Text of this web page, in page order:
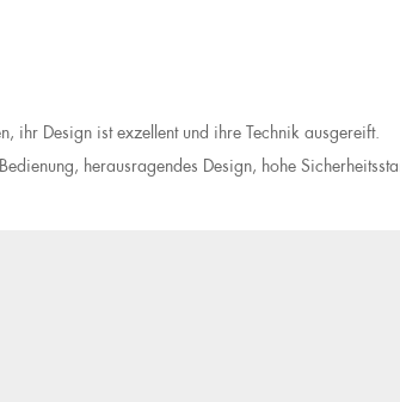
ihr Design ist exzellent und ihre Technik ausgereift.
herausragendes Design, hohe